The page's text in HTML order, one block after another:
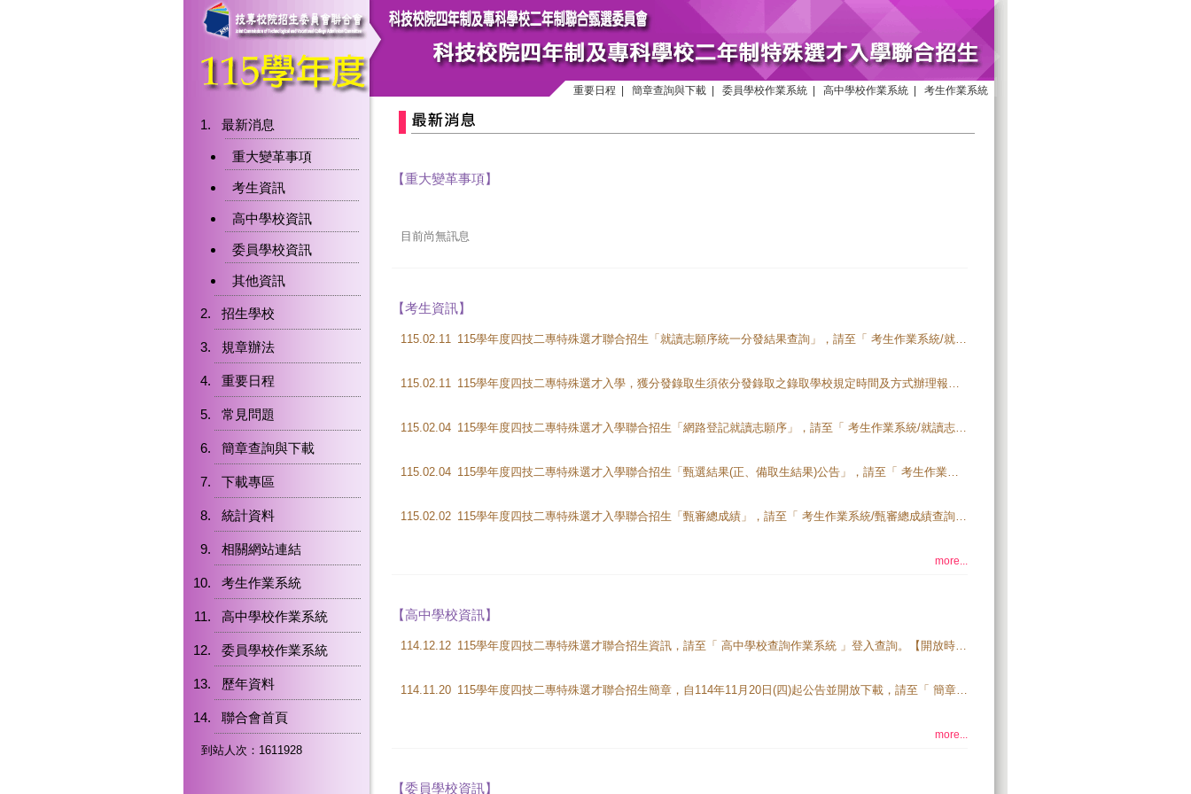
重要日程 簡章查詢與下載 委員學校作業系統 高中學校作業系統 考生作業系統
最新消息
重大變革事項
考生資訊
高中學校資訊
委員學校資訊
其他資訊
招生學校
規章辦法
重要日程
常見問題
簡章查詢與下載
下載專區
統計資料
相關網站連結
考生作業系統
高中學校作業系統
委員學校作業系統
歷年資料
聯合會首頁
到站人次：1611928
【重大變革事項】
目前尚無訊息
【考生資訊】
115.02.11 115學年度四技二專特殊選才聯合招生「就讀志願序統一分發結果查詢」，請至「 考生作業系統/就讀志願序統一分發結果查詢 」登入查詢。【開放時間：115.2.11(三)10:00起】
115.02.11 115學年度四技二專特殊選才入學，獲分發錄取生須依分發錄取之錄取學校規定時間及方式辦理報到，並完成報到手續。 各錄取學校於各校網站公告報到時間、方式及注意事項， 獲分發之錄取生須自行至錄取學校網站查詢；未上網查詢而致影響錄取及入學權益者，概由分發錄取生自行負責。
115.02.04 115學年度四技二專特殊選才入學聯合招生「網路登記就讀志願序」，請至「 考生作業系統/就讀志願序登記系統 」登入。【開放時間:115.2.4(三)10:00起至115.2.6(五)17:00止】
115.02.04 115學年度四技二專特殊選才入學聯合招生「甄選結果(正、備取生結果)公告」，請至「 考生作業系統/甄審結果查詢 」登入查詢。【開放時間:115.2.4(三)10:00起】
115.02.02 115學年度四技二專特殊選才入學聯合招生「甄審總成績」，請至「 考生作業系統/甄審總成績查詢系統 」登入查詢。【開放時間:115.2.2(一)10:00起】
more...
【高中學校資訊】
114.12.12 115學年度四技二專特殊選才聯合招生資訊，請至「 高中學校查詢作業系統 」登入查詢。【開放時間：114年12月15日(一)10:00起】。
114.11.20 115學年度四技二專特殊選才聯合招生簡章，自114年11月20日(四)起公告並開放下載，請至「 簡章查詢與下載 」下載。
more...
【委員學校資訊】